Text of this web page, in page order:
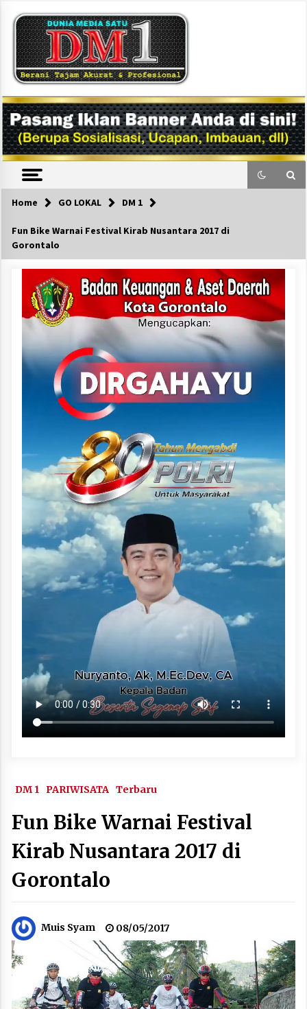
content
DM1
Home GO LOKAL DM 1
Fun Bike Warnai Festival Kirab Nusantara 2017 di
Gorontalo
DM 1 PARIWISATA Terbaru
Fun Bike Warnai Festival
Kirab Nusantara 2017 di
Gorontalo
Muis Syam 08/05/2017